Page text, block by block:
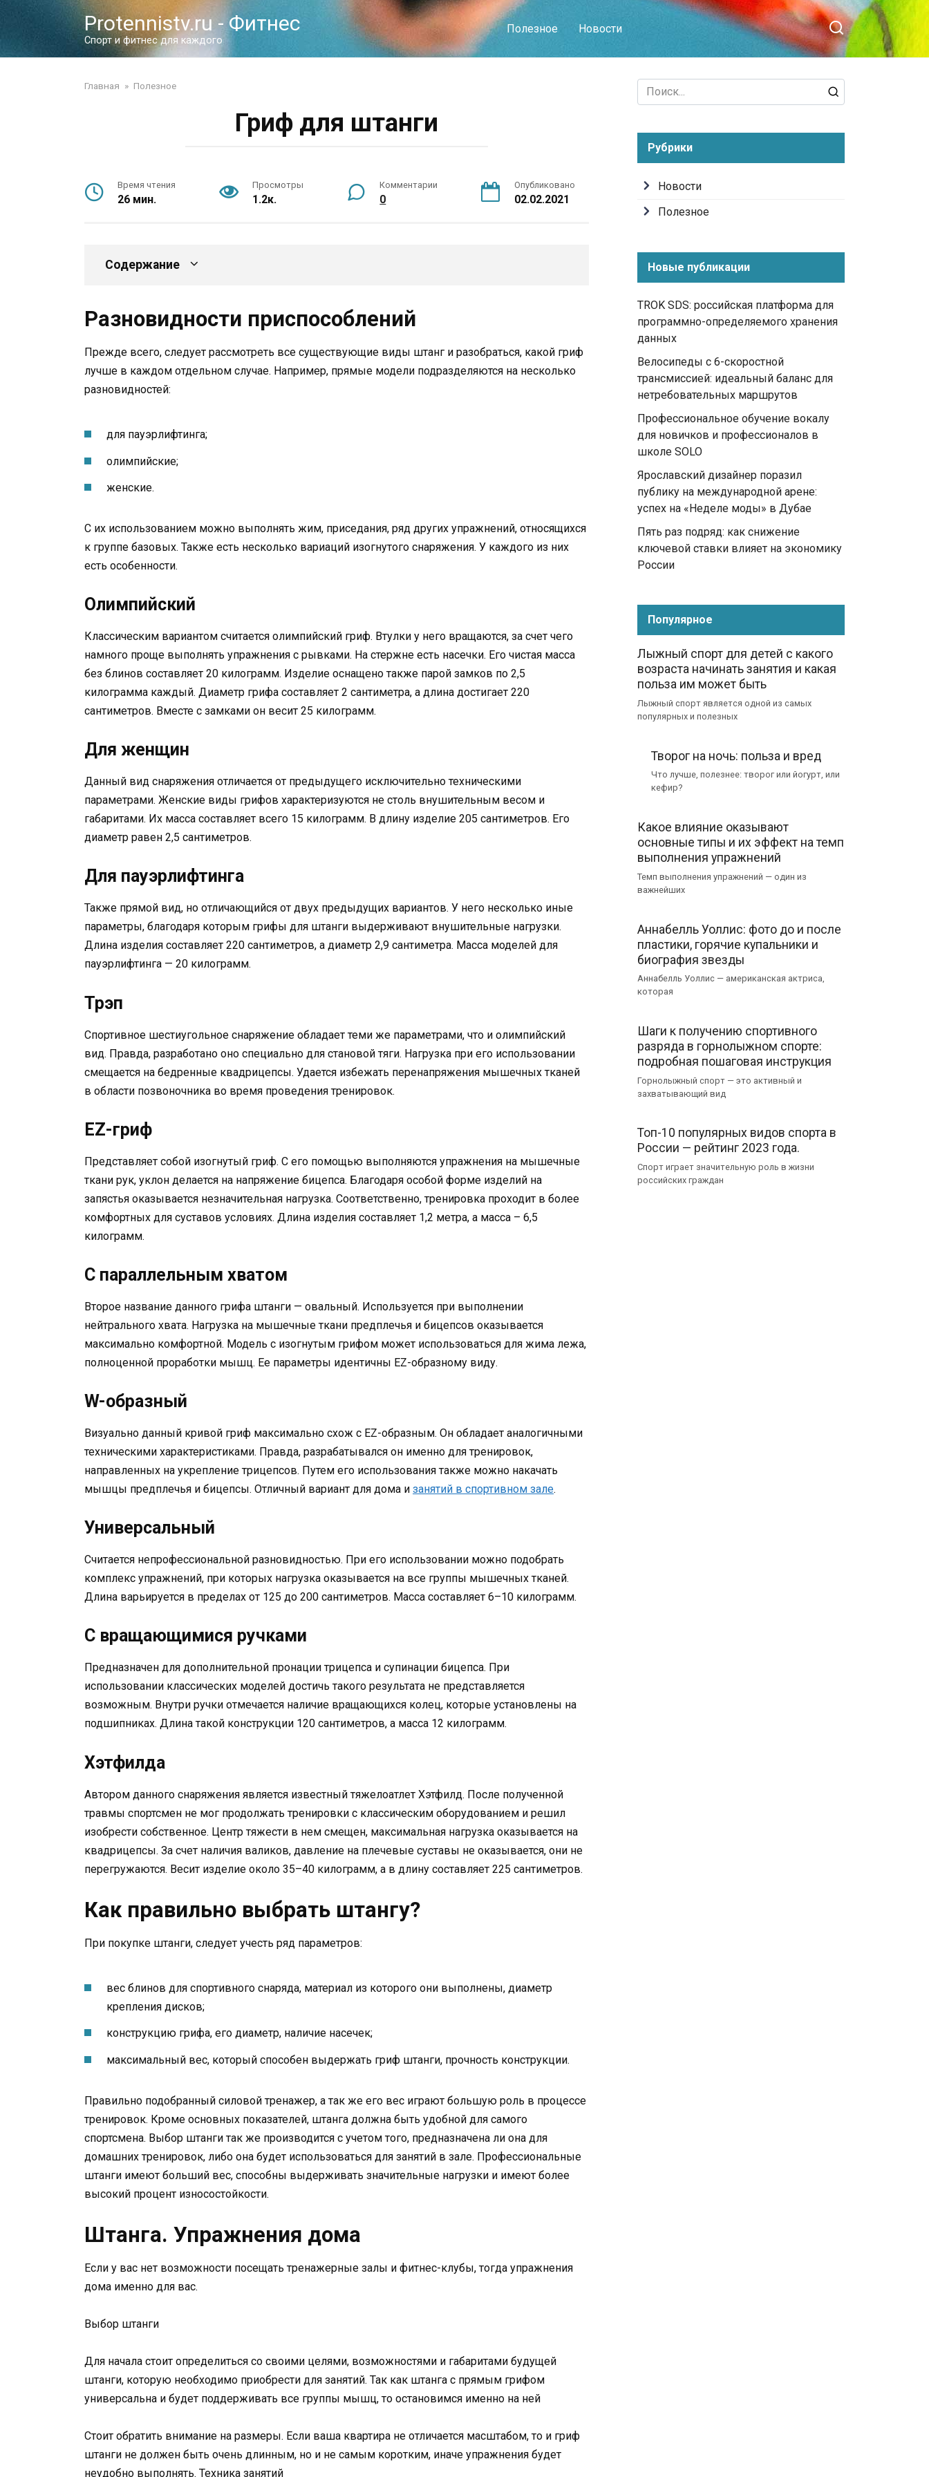
Перейти
контенту
Protennistv.ru - Фитнес
Спорт и фитнес для каждого
Полезное Новости
Главная » Полезное
Гриф для штанги
Время чтения
26 мин.
Просмотры
1.2к.
Комментарии
0
Опубликовано
02.02.2021
Содержание
Разновидности приспособлений
Прежде всего, следует рассмотреть все существующие виды штанг и разобраться, какой гриф
лучше в каждом отдельном случае. Например, прямые модели подразделяются на несколько
разновидностей:
для пауэрлифтинга;
олимпийские;
женские.
С их использованием можно выполнять жим, приседания, ряд других упражнений, относящихся
к группе базовых. Также есть несколько вариаций изогнутого снаряжения. У каждого из них
есть особенности.
Олимпийский
Классическим вариантом считается олимпийский гриф. Втулки у него вращаются, за счет чего
намного проще выполнять упражнения с рывками. На стержне есть насечки. Его чистая масса
без блинов составляет 20 килограмм. Изделие оснащено также парой замков по 2,5
килограмма каждый. Диаметр грифа составляет 2 сантиметра, а длина достигает 220
сантиметров. Вместе с замками он весит 25 килограмм.
Для женщин
Данный вид снаряжения отличается от предыдущего исключительно техническими
параметрами. Женские виды грифов характеризуются не столь внушительным весом и
габаритами. Их масса составляет всего 15 килограмм. В длину изделие 205 сантиметров. Его
диаметр равен 2,5 сантиметров.
Для пауэрлифтинга
Также прямой вид, но отличающийся от двух предыдущих вариантов. У него несколько иные
параметры, благодаря которым грифы для штанги выдерживают внушительные нагрузки.
Длина изделия составляет 220 сантиметров, а диаметр 2,9 сантиметра. Масса моделей для
пауэрлифтинга — 20 килограмм.
Трэп
Спортивное шестиугольное снаряжение обладает теми же параметрами, что и олимпийский
вид. Правда, разработано оно специально для становой тяги. Нагрузка при его использовании
смещается на бедренные квадрицепсы. Удается избежать перенапряжения мышечных тканей
в области позвоночника во время проведения тренировок.
EZ-гриф
Представляет собой изогнутый гриф. С его помощью выполняются упражнения на мышечные
ткани рук, уклон делается на напряжение бицепса. Благодаря особой форме изделий на
запястья оказывается незначительная нагрузка. Соответственно, тренировка проходит в более
комфортных для суставов условиях. Длина изделия составляет 1,2 метра, а масса – 6,5
килограмм.
С параллельным хватом
Второе название данного грифа штанги — овальный. Используется при выполнении
нейтрального хвата. Нагрузка на мышечные ткани предплечья и бицепсов оказывается
максимально комфортной. Модель с изогнутым грифом может использоваться для жима лежа,
полноценной проработки мышц. Ее параметры идентичны EZ-образному виду.
W-образный
Визуально данный кривой гриф максимально схож с EZ-образным. Он обладает аналогичными
техническими характеристиками. Правда, разрабатывался он именно для тренировок,
направленных на укрепление трицепсов. Путем его использования также можно накачать
мышцы предплечья и бицепсы. Отличный вариант для дома и занятий в спортивном зале.
Универсальный
Считается непрофессиональной разновидностью. При его использовании можно подобрать
комплекс упражнений, при которых нагрузка оказывается на все группы мышечных тканей.
Длина варьируется в пределах от 125 до 200 сантиметров. Масса составляет 6–10 килограмм.
С вращающимися ручками
Предназначен для дополнительной пронации трицепса и супинации бицепса. При
использовании классических моделей достичь такого результата не представляется
возможным. Внутри ручки отмечается наличие вращающихся колец, которые установлены на
подшипниках. Длина такой конструкции 120 сантиметров, а масса 12 килограмм.
Хэтфилда
Автором данного снаряжения является известный тяжелоатлет Хэтфилд. После полученной
травмы спортсмен не мог продолжать тренировки с классическим оборудованием и решил
изобрести собственное. Центр тяжести в нем смещен, максимальная нагрузка оказывается на
квадрицепсы. За счет наличия валиков, давление на плечевые суставы не оказывается, они не
перегружаются. Весит изделие около 35–40 килограмм, а в длину составляет 225 сантиметров.
Как правильно выбрать штангу?
При покупке штанги, следует учесть ряд параметров:
вес блинов для спортивного снаряда, материал из которого они выполнены, диаметр
крепления дисков;
конструкцию грифа, его диаметр, наличие насечек;
максимальный вес, который способен выдержать гриф штанги, прочность конструкции.
Правильно подобранный силовой тренажер, а так же его вес играют большую роль в процессе
тренировок. Кроме основных показателей, штанга должна быть удобной для самого
спортсмена. Выбор штанги так же производится с учетом того, предназначена ли она для
домашних тренировок, либо она будет использоваться для занятий в зале. Профессиональные
штанги имеют больший вес, способны выдерживать значительные нагрузки и имеют более
высокий процент износостойкости.
Штанга. Упражнения дома
Если у вас нет возможности посещать тренажерные залы и фитнес-клубы, тогда упражнения
дома именно для вас.
Выбор штанги
Для начала стоит определиться со своими целями, возможностями и габаритами будущей
штанги, которую необходимо приобрести для занятий. Так как штанга с прямым грифом
универсальна и будет поддерживать все группы мышц, то остановимся именно на ней
Стоит обратить внимание на размеры. Если ваша квартира не отличается масштабом, то и гриф
штанги не должен быть очень длинным, но и не самым коротким, иначе упражнения будет
неудобно выполнять. Техника занятий
Search
for:
Рубрики
Новости
Полезное
Новые публикации
TROK SDS: российская платформа для
программно-определяемого хранения
данных
Велосипеды с 6-скоростной
трансмиссией: идеальный баланс для
нетребовательных маршрутов
Профессиональное обучение вокалу
для новичков и профессионалов в
школе SOLO
Ярославский дизайнер поразил
публику на международной арене:
успех на «Неделе моды» в Дубае
Пять раз подряд: как снижение
ключевой ставки влияет на экономику
России
Популярное
Лыжный спорт для детей с какого
возраста начинать занятия и какая
польза им может быть
Лыжный спорт является одной из самых
популярных и полезных
Творог на ночь: польза и вред
Что лучше, полезнее: творог или йогурт, или
кефир?
Какое влияние оказывают
основные типы и их эффект на темп
выполнения упражнений
Темп выполнения упражнений — один из
важнейших
Аннабелль Уоллис: фото до и после
пластики, горячие купальники и
биография звезды
Аннабелль Уоллис — американская актриса,
которая
Шаги к получению спортивного
разряда в горнолыжном спорте:
подробная пошаговая инструкция
Горнолыжный спорт — это активный и
захватывающий вид
Топ-10 популярных видов спорта в
России — рейтинг 2023 года.
Спорт играет значительную роль в жизни
российских граждан